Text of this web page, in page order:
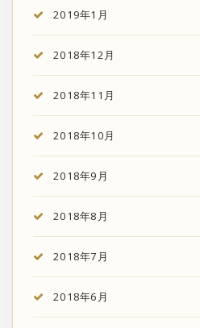
2019年1月
2018年12月
2018年11月
2018年10月
2018年9月
2018年8月
2018年7月
2018年6月